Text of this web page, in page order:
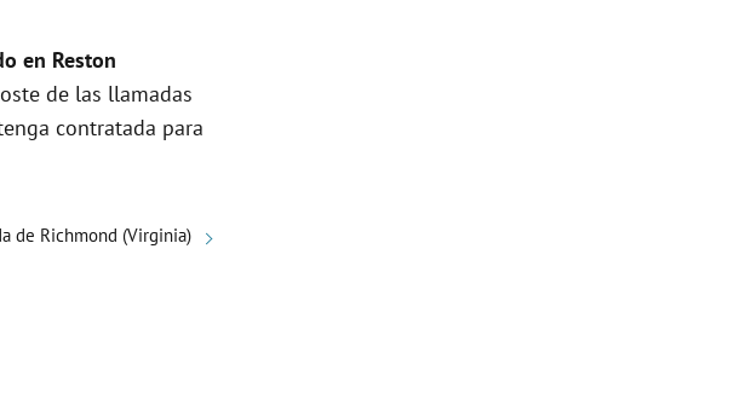
en Reston
de las llamadas
contratada para
de Richmond (Virginia)